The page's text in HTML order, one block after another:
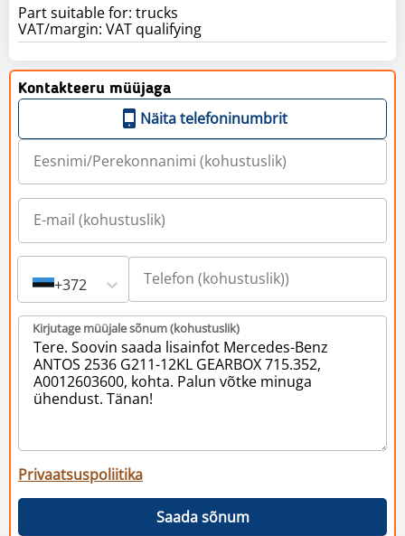
Part suitable for: trucks
VAT/margin: VAT qualifying
Kontakteeru müüjaga
Näita telefoninumbrit
+372
Kirjutage müüjale sõnum (kohustuslik)
Privaatsuspoliitika
Saada sõnum